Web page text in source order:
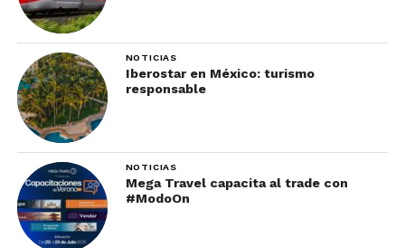
NOTICIAS
Iberostar en México: turismo
responsable
NOTICIAS
Mega Travel capacita al trade con
#ModoOn